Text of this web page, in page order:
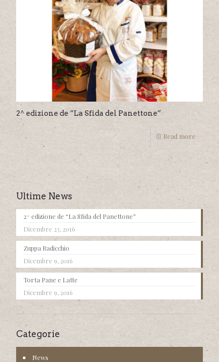
2^ edizione de “La Sfida del Panettone”
Read more
Ultime News
2^ edizione de “La Sfida del Panettone”
Dicembre 23, 2016
Zuppa Radicchio
Dicembre 9, 2016
Torta Pane e Latte
Dicembre 9, 2016
Categorie
News